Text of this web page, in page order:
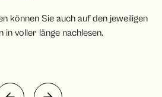
können Sie auch auf den jeweiligen
in voller länge nachlesen.